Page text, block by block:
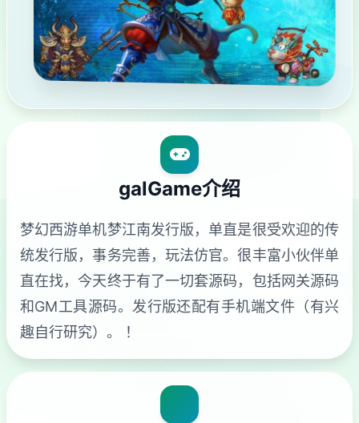
galGame介绍
梦幻西游单机梦江南发行版，单直是很受欢迎的传
统发行版，事务完善，玩法仿官。很丰富小伙伴单
直在找，今天终于有了一切套源码，包括网关源码
和GM工具源码。发行版还配有手机端文件（有兴
趣自行研究）。 ！